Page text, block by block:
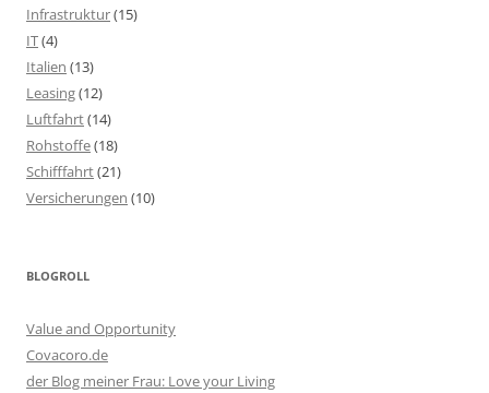
Infrastruktur(15)
IT(4)
Italien (13)
Leasing(12)
Luftfahrt(14)
Rohstoffe(18)
Schifffahrt(21)
Versicherungen (10)
BLOGROLL
Value and Opportunity
Covacoro.de
der Blog meiner Frau: Love your Living